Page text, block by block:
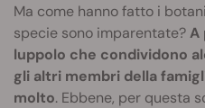
Ma come hanno fatto i
specie sono imparentate?A
luppolo che condividono
gli altri membri della
molto. Ebbene, per questa